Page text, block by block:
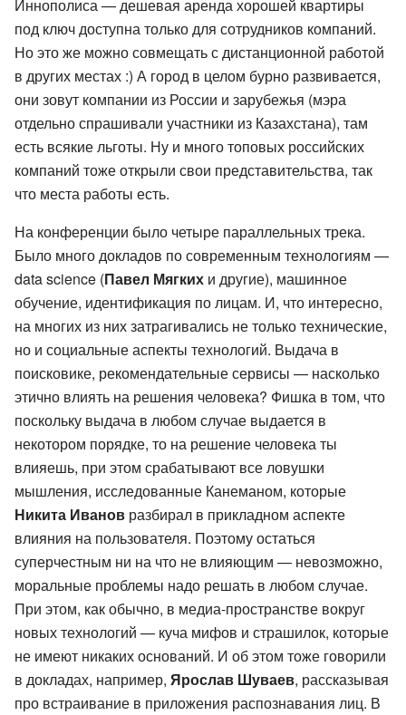
Иннополиса — дешевая аренда хорошей квартиры
под ключ доступна только для сотрудников компаний.
Но это же можно совмещать с дистанционной работой
в других местах :) А город в целом бурно развивается,
они зовут компании из России и зарубежья (мэра
отдельно спрашивали участники из Казахстана), там
есть всякие льготы. Ну и много топовых российских
компаний тоже открыли свои представительства, так
что места работы есть.
На конференции было четыре параллельных трека.
Было много докладов по современным технологиям —
data science (Павел Мягких и другие), машинное
обучение, идентификация по лицам. И, что интересно,
на многих из них затрагивались не только технические,
но и социальные аспекты технологий. Выдача в
поисковике, рекомендательные сервисы — насколько
этично влиять на решения человека? Фишка в том, что
поскольку выдача в любом случае выдается в
некотором порядке, то на решение человека ты
влияешь, при этом срабатывают все ловушки
мышления, исследованные Канеманом, которые
Никита Иванов разбирал в прикладном аспекте
влияния на пользователя. Поэтому остаться
суперчестным ни на что не влияющим — невозможно,
моральные проблемы надо решать в любом случае.
При этом, как обычно, в медиа-пространстве вокруг
новых технологий — куча мифов и страшилок, которые
не имеют никаких оснований. И об этом тоже говорили
в докладах, например, Ярослав Шуваев, рассказывая
про встраивание в приложения распознавания лиц. В